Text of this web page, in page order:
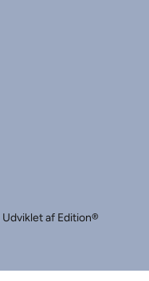
Udviklet af Edition®